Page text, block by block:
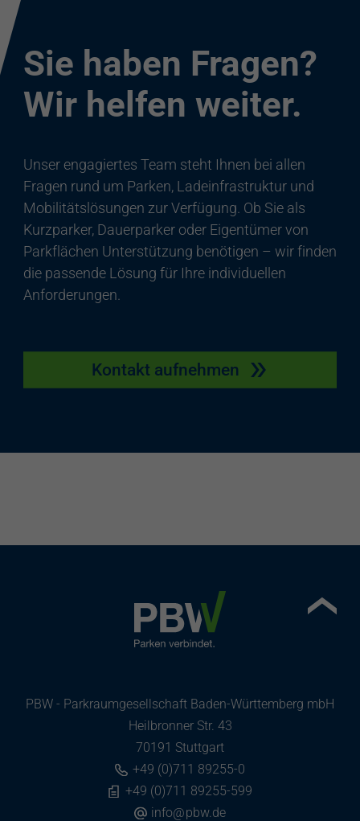
Sie haben Fragen?
Wir helfen weiter.
Unser engagiertes Team steht Ihnen bei allen
Fragen rund um Parken, Ladeinfrastruktur und
Mobilitätslösungen zur Verfügung. Ob Sie als
Kurzparker, Dauerparker oder Eigentümer von
Parkflächen Unterstützung benötigen – wir finden
die passende Lösung für Ihre individuellen
Anforderungen.
Kontakt aufnehmen
PBW - Parkraumgesellschaft Baden-Württemberg mbH
Heilbronner Str. 43
70191 Stuttgart
+49 (0)711 89255-0
+49 (0)711 89255-599
info@pbw.de